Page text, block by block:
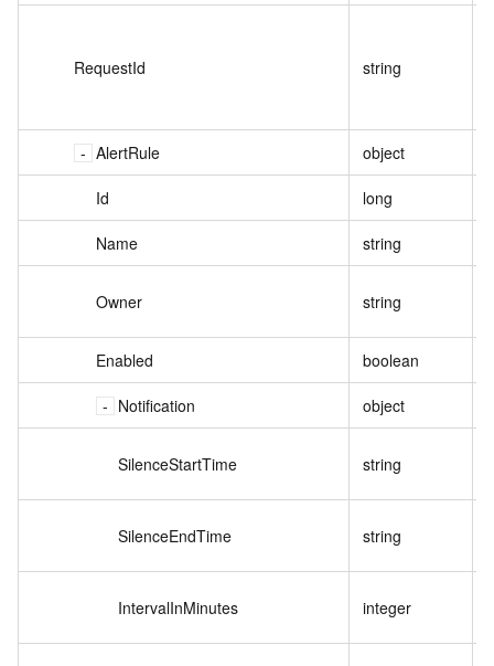
RequestId string
AlertRule object
Id long
Name string
Owner string
Enabled boolean
Notification object
SilenceStartTime string
SilenceEndTime string
IntervalInMinutes integer